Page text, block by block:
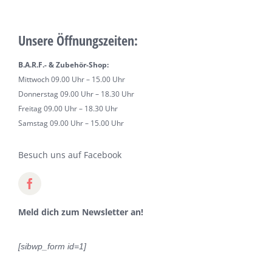
Unsere Öffnungszeiten:
B.A.R.F.- & Zubehör-Shop:
Mittwoch 09.00 Uhr – 15.00 Uhr
Donnerstag 09.00 Uhr – 18.30 Uhr
Freitag 09.00 Uhr – 18.30 Uhr
Samstag 09.00 Uhr – 15.00 Uhr
Besuch uns auf Facebook
Meld dich zum Newsletter an!
[sibwp_form id=1]